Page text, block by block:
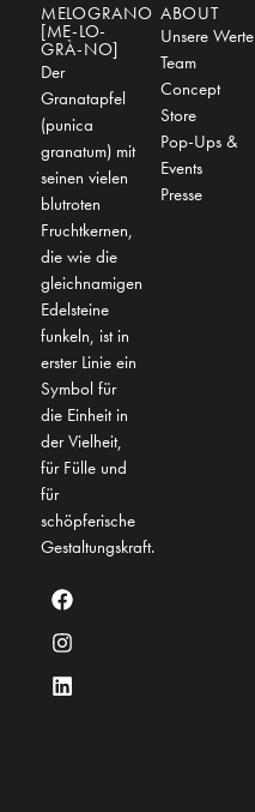
MELOGRANO
[ME-LO-
GRÀ-NO]
Der
Granatapfel
(punica
granatum) mit
seinen vielen
blutroten
Fruchtkernen,
die wie die
gleichnamigen
Edelsteine
funkeln, ist in
erster Linie ein
Symbol für
die Einheit in
der Vielheit,
für Fülle und
für
schöpferische
Gestaltungskraft.
ABOUT
Unsere Werte
Team
Concept
Store
Pop-Ups &
Events
Presse